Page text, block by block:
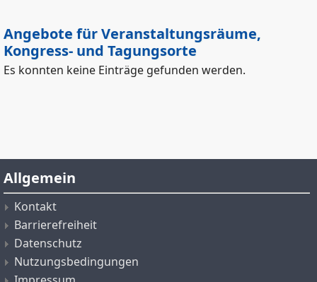
Angebote für Veranstaltungsräume,
Kongress- und Tagungsorte
Es konnten keine Einträge gefunden werden.
Allgemein
Kontakt
Barrierefreiheit
Datenschutz
Nutzungsbedingungen